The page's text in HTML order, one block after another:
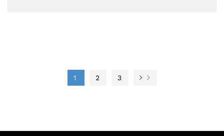
1 2 3